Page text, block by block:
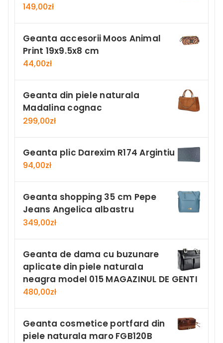
149,00zł
Geanta accesorii Moos Animal
Print 19x9.5x8 cm
44,00zł
Geanta din piele naturala
Madalina cognac
299,00zł
Geanta plic Darexim R174 Argintiu
94,00zł
Geanta shopping 35 cm Pepe
Jeans Angelica albastru
349,00zł
Geanta de dama cu buzunare
aplicate din piele naturala
neagra model 015 MAGAZINUL DE GENTI
480,00zł
Geanta cosmetice portfard din
piele naturala maro FGB120B